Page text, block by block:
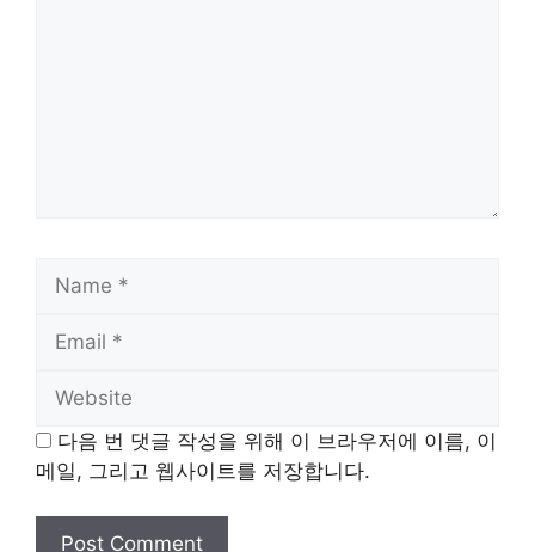
다음 번 댓글 작성을 위해 이 브라우저에 이름, 이
메일, 그리고 웹사이트를 저장합니다.